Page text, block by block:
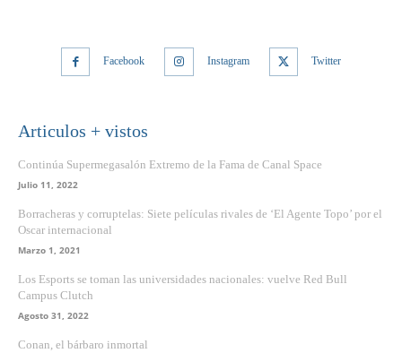
Facebook Instagram Twitter
Articulos + vistos
Continúa Supermegasalón Extremo de la Fama de Canal Space
Julio 11, 2022
Borracheras y corruptelas: Siete películas rivales de ‘El Agente Topo’ por el
Oscar internacional
Marzo 1, 2021
Los Esports se toman las universidades nacionales: vuelve Red Bull
Campus Clutch
Agosto 31, 2022
Conan, el bárbaro inmortal